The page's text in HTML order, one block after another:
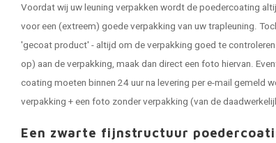
Voordat wij uw leuning verpakken wordt de poedercoating
voor een (extreem) goede verpakking van uw trapleuning.
'gecoat product' - altijd om de verpakking goed te
op) aan de verpakking, maak dan direct een foto hiervan.
coating moeten binnen 24 uur na levering per e-mail gemeld
verpakking + een foto zonder verpakking (van de
Een zwarte fijnstructuur